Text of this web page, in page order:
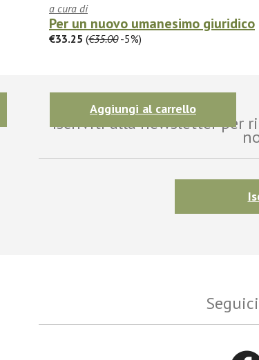
a cura di
Per un nuovo umanesimo giuridico
€33.25 (€35.00-5%)
Aggiungi al carrello
Iscriviti alla newsletter per